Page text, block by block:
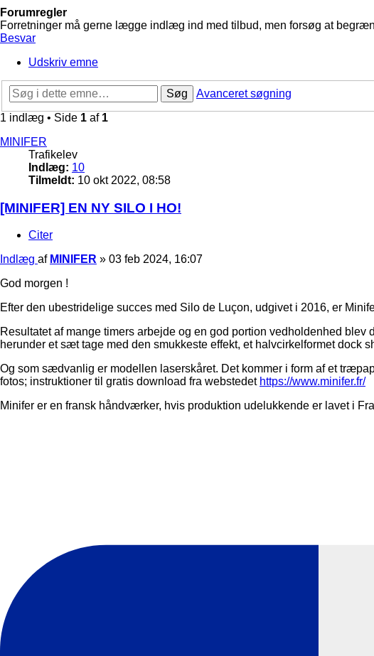
Forumregler
Forretninger må gerne lægge indlæg ind med tilbud, men forsøg at
Besvar
Udskriv emne
Søg
Avanceret søgning
1 indlæg • Side 1 af 1
MINIFER
Trafikelev
Indlæg: 10
Tilmeldt: 10 okt 2022, 08:58
[MINIFER] EN NY SILO I HO!
Citer
Indlæg af MINIFER » 03 feb 2024, 16:07
God morgen !
Efter den ubestridelige succes med Silo de Luçon, udgivet i 2016, er
Resultatet af mange timers arbejde og en god portion vedholdenhed
herunder et sæt tage med den smukkeste effekt, et halvcirkelformet dock
Og som sædvanlig er modellen laserskåret. Det kommer i form af et
fotos; instruktioner til gratis download fra webstedet https://www.minifer.fr/
Minifer er en fransk håndværker, hvis produktion udelukkende er lavet i